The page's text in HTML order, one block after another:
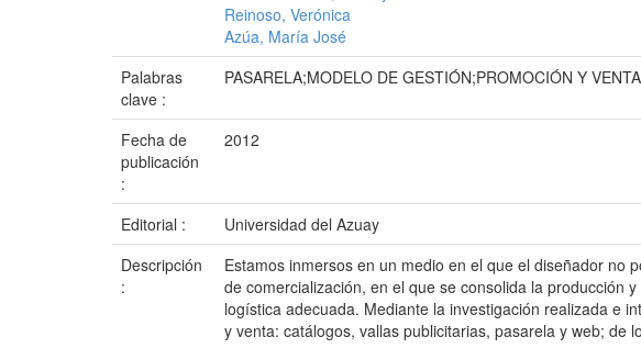
Reinoso, Verónica
Azúa, María José
Palabras
clave :
PASARELA;MODELO DE GESTIÓN;PROMOCIÓN Y
Fecha de
publicación
:
2012
Editorial :
Universidad del Azuay
Descripción
:
Estamos inmersos en un medio en el que el diseñador no
de comercialización, en el que se consolida la producción
logística adecuada. Mediante la investigación realizada e
y venta: catálogos, vallas publicitarias, pasarela y web; de